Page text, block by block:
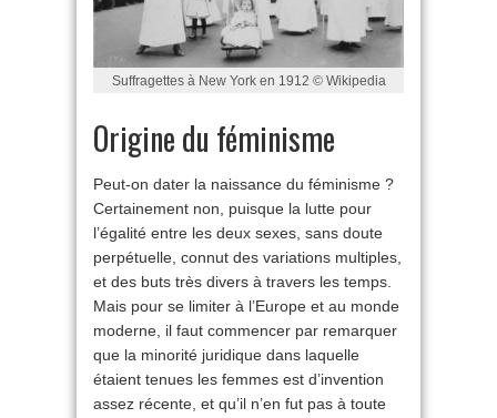
Suffragettes à New York en 1912 © Wikipedia
Origine du féminisme
Peut-on dater la naissance du féminisme ?
Certainement non, puisque la lutte pour
l’égalité entre les deux sexes, sans doute
perpétuelle, connut des variations multiples,
et des buts très divers à travers les temps.
Mais pour se limiter à l’Europe et au monde
moderne, il faut commencer par remarquer
que la minorité juridique dans laquelle
étaient tenues les femmes est d’invention
assez récente, et qu’il n’en fut pas à toute